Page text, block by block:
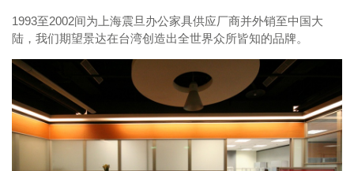
1993至2002间为上海震旦办公家具供应厂商并外销至中国大
陆，我们期望景达在台湾创造出全世界众所皆知的品牌。